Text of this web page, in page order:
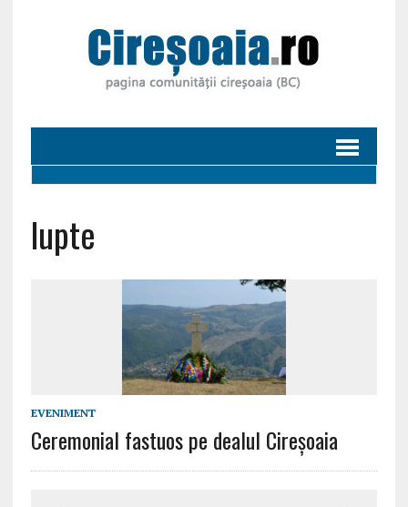
lupte
EVENIMENT
Ceremonial fastuos pe dealul Cireșoaia